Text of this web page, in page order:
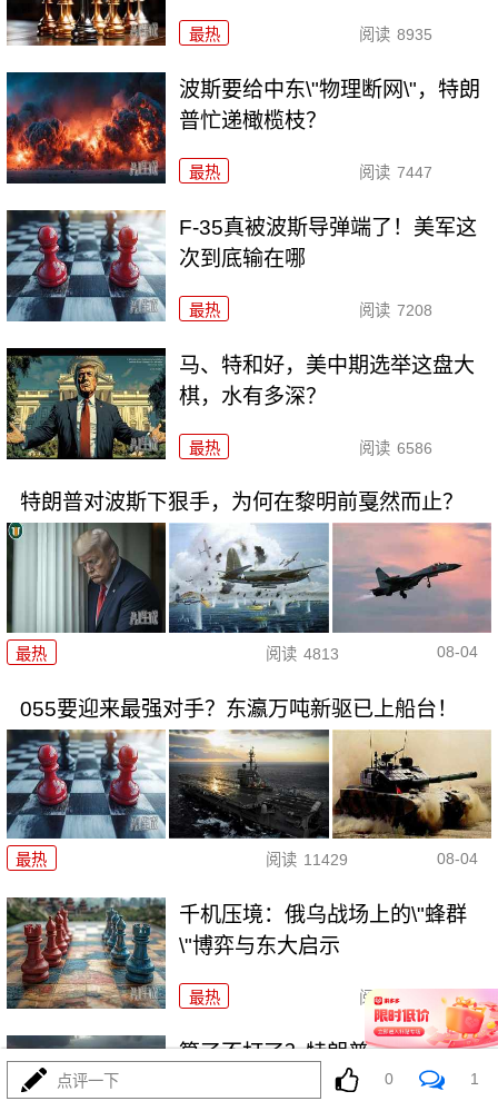
最热 阅读 8935
波斯要给中东\"物理断网\"，特朗
普忙递橄榄枝？
最热 阅读 7447
F-35真被波斯导弹端了！美军这
次到底输在哪
最热 阅读 7208
马、特和好，美中期选举这盘大
棋，水有多深？
最热 阅读 6586
特朗普对波斯下狠手，为何在黎明前戛然而止？
最热 阅读 4813 08-04
055要迎来最强对手？东瀛万吨新驱已上船台！
最热 阅读 11429 08-04
千机压境：俄乌战场上的\"蜂群
\"博弈与东大启示
最热 阅读 8802
算了不打了？特朗普这脚刹车，
把全世界都晃吐了
点评一下 0 1